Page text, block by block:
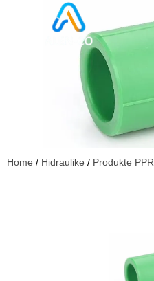
Home / Hidraulike / Produkte PPR